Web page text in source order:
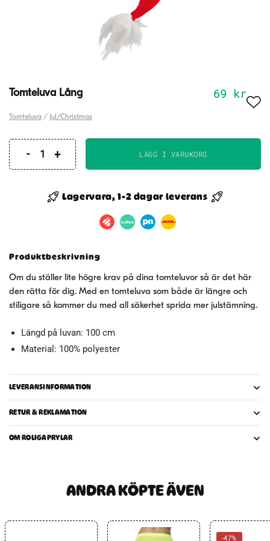
Tomteluva Lång 69 kr
Tomteluva / Jul/Christmas
Tomteluva
mängd
LÄGG I VARUKORG
Lagervara, 1-2 dagar leverans
Produktbeskrivning
Om du ställer lite högre krav på dina tomteluvor så är det här
den rätta för dig. Med en tomteluva som både är längre och
stiligare så kommer du med all säkerhet sprida mer julstämning.
Längd på luvan: 100 cm
Material: 100% polyester
LEVERANSINFORMATION
RETUR & REKLAMATION
OM ROLIGAPRYLAR
ANDRA KÖPTE ÄVEN
-47%